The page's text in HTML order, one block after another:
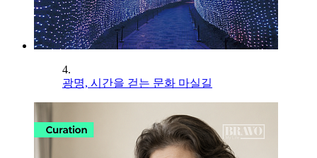
4.
광명, 시간을 걷는 문화 마실길